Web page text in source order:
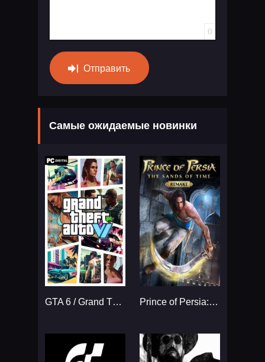
0
Отправить
Самые ожидаемые новинки
GTA 6 / Grand Theft Auto VI Prince of Persia: The Sands